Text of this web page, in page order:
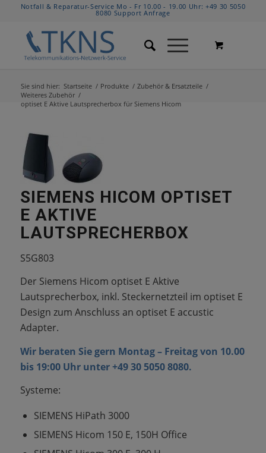
Notfall & Reparatur-Service Mo - Fr 10.00 - 19.00 Uhr:+49 30 5050
8080 Support Anfrage
Sie sind hier: Startseite / Produkte / Zubehör & Ersatzteile /
Weiteres Zubehör /
optiset E Aktive Lautsprecherbox für Siemens Hicom
SIEMENS HICOM OPTISET
E AKTIVE
LAUTSPRECHERBOX
S5G803
Der Siemens Hicom optiset E Aktive
Lautsprecherbox, inkl. Steckernetzteil im optiset E
Design zum Anschluss an optiset E accustic
Adapter.
Wir beraten Sie gern Montag – Freitag von 10.00
bis 19:00 Uhr unter +49 30 5050 8080.
Systeme:
SIEMENS HiPath 3000
SIEMENS Hicom 150 E, 150H Office